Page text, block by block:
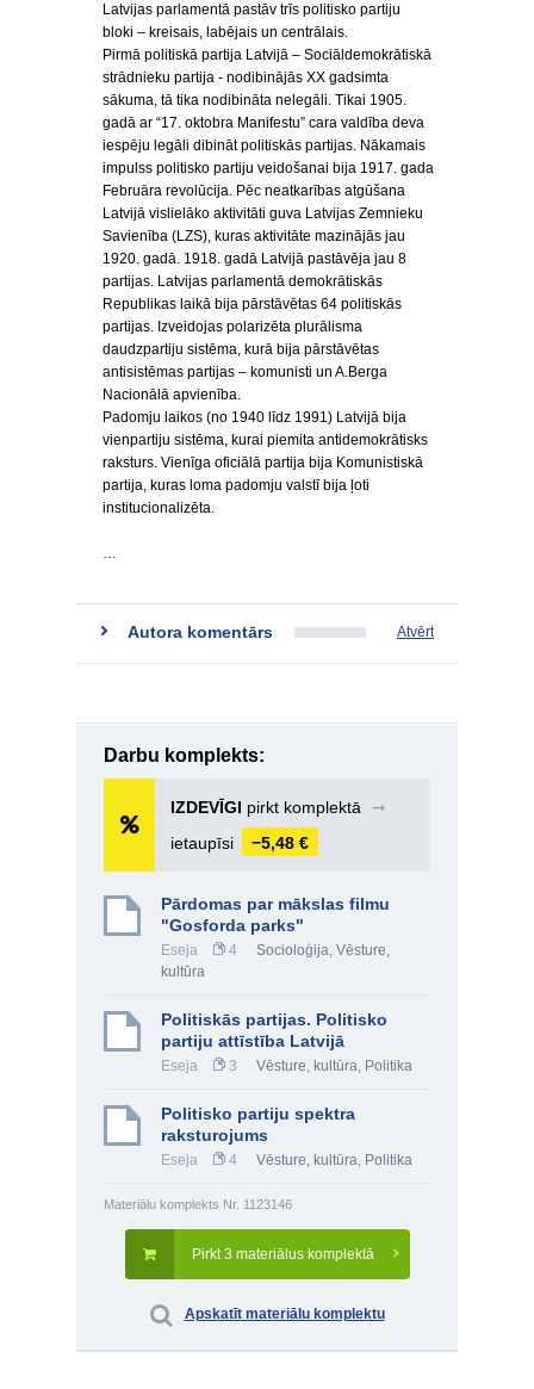
Latvijas parlamentā pastāv trīs politisko partiju
bloki – kreisais, labējais un centrālais.
Pirmā politiskā partija Latvijā – Sociāldemokrātiskā
strādnieku partija - nodibinājās XX gadsimta
sākuma, tā tika nodibināta nelegāli. Tikai 1905.
gadā ar “17. oktobra Manifestu” cara valdība deva
iespēju legāli dibināt politiskās partijas. Nākamais
impulss politisko partiju veidošanai bija 1917. gada
Februāra revolūcija. Pēc neatkarības atgūšana
Latvijā vislielāko aktivitāti guva Latvijas Zemnieku
Savienība (LZS), kuras aktivitāte mazinājās jau
1920. gadā. 1918. gadā Latvijā pastāvēja jau 8
partijas. Latvijas parlamentā demokrātiskās
Republikas laikā bija pārstāvētas 64 politiskās
partijas. Izveidojas polarizēta plurālisma
daudzpartiju sistēma, kurā bija pārstāvētas
antisistēmas partijas – komunisti un A.Berga
Nacionālā apvienība.
Padomju laikos (no 1940 līdz 1991) Latvijā bija
vienpartiju sistēma, kurai piemita antidemokrātisks
raksturs. Vienīga oficiālā partija bija Komunistiskā
partija, kuras loma padomju valstī bija ļoti
institucionalizēta.
…
Autora komentārs Atvērt
Darbu komplekts:
IZDEVĪGI pirkt komplektā
➞
ietaupīsi
−5,48 €
Pārdomas par mākslas filmu
"Gosforda parks"
Eseja 4 Socioloģija, Vēsture,
kultūra
Politiskās partijas. Politisko
partiju attīstība Latvijā
Eseja 3 Vēsture, kultūra, Politika
Politisko partiju spektra
raksturojums
Eseja 4 Vēsture, kultūra, Politika
Materiālu komplekts Nr. 1123146
Pirkt 3 materiālus komplektā
Apskatīt materiālu komplektu